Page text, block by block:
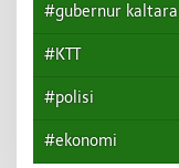
#gubernur kaltara
#KTT
#polisi
#ekonomi